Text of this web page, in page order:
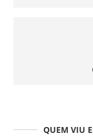
QUEM VIU